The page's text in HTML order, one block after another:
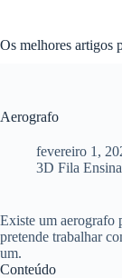
o
Os melhores artigos
Aerografo
fevereiro 1,
3D Fila Ensina
Existe um aerografo
pretende trabalhar
um.
Conteúdo